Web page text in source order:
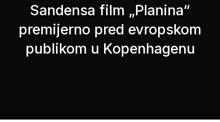
Sandensa film „Planina“
premijerno pred evropskom
publikom u Kopenhagenu